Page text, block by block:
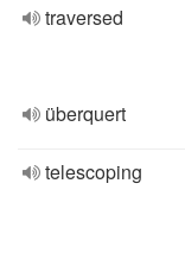
traversed
überquert
telescoping